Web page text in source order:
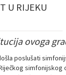
U RIJEKU
ovoga
poslušati